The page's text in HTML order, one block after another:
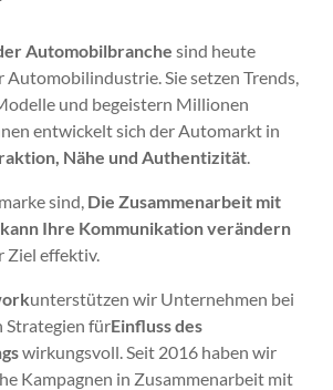
Automobilbranche sind heute
Automobilindustrie. Sie setzen Trends,
und begeistern Millionen
entwickelt sich der Automarkt in
Nähe und Authentizität
sind, Die Zusammenarbeit mit
Ihre Kommunikation verändern
Ziel effektiv.
unterstützen wir Unternehmen bei
Strategien fürEinfluss des
wirkungsvoll. Seit 2016 haben wir
Kampagnen in Zusammenarbeit mit